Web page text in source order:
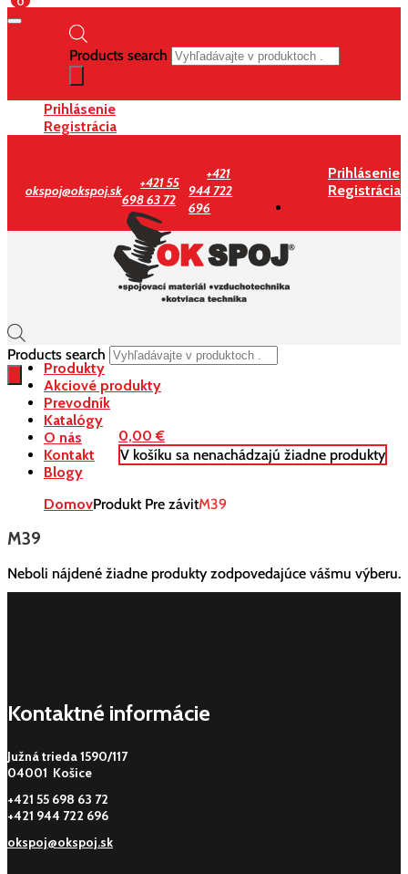
Products search
Prihlásenie
Registrácia
okspoj@okspoj.sk
+421 55
698 63 72
+421
944 722
696
Prihlásenie
Registrácia
Products search
0,00€
V košíku sa nenachádzajú žiadne produkty
Produkty
Akciové produkty
Prevodník
Katalógy
O nás
Kontakt
Blogy
DomovProdukt Pre závitM39
M39
Neboli nájdené žiadne produkty zodpovedajúce vášmu výberu.
Kontaktné informácie
Južná trieda 1590/117
04001 Košice
+421 55 698 63 72
+421 944 722 696
okspoj@okspoj.sk